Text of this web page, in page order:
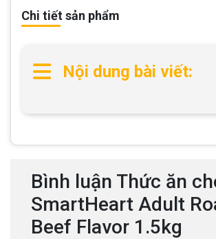
Chi tiết sản phẩm
Nội dung bài viết:
Bình luận Thức ăn
SmartHeart Adult
Beef Flavor 1.5kg